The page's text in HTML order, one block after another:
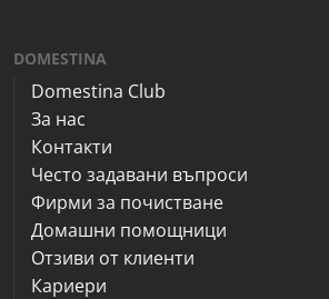
DOMESTINA
Domestina Club
За нас
Контакти
Често задавани въпроси
Фирми за почистване
Домашни помощници
Отзиви от клиенти
Кариери